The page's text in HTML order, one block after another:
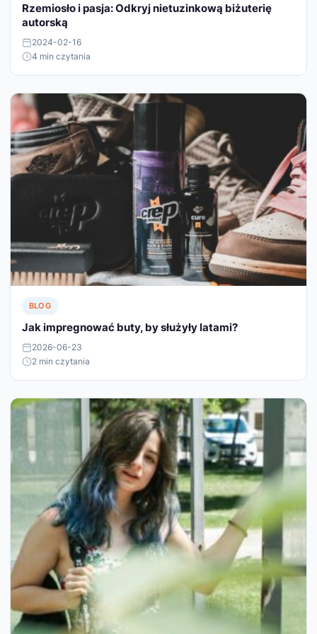
Rzemiosło i pasja: Odkryj nietuzinkową biżuterię
autorską
2024-02-16
4 min czytania
BLOG
Jak impregnować buty, by służyły latami?
2026-06-23
2 min czytania